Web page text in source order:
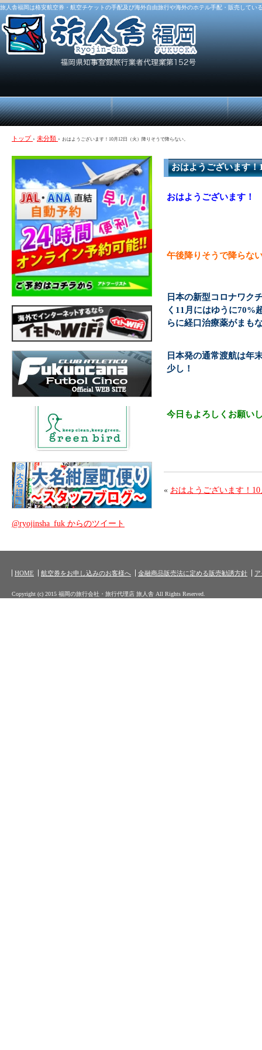
旅人舎福岡は格安航空券・航空チケットの手配及び海外自由旅行や海外のホテル手配・販売して
トップ › 未分類 › おはようございます！10月12日（火）降りそうで降らない。
おはようございます
おはようございます！
午後降りそうで降らな
日本の新型コロナワク
く11月にはゆうに70%
らに経口治療薬がまも
日本発の通常渡航は年
少し！
今日もよろしくお願い
« おはようございます！
@ryojinsha_fuk からのツイート
HOME 航空券をお申し込みのお客様へ 金融商品販売法に定める販売勧誘方針
Copyright (c) 2015 福岡の旅行会社・旅行代理店 旅人舎 All Rights Reserved.